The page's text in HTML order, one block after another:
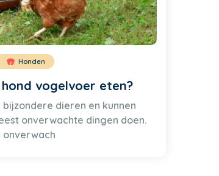
Honden
vogelvoer eten?
bijzondere dieren en kunnen
onverwachte dingen doen.
onverwach